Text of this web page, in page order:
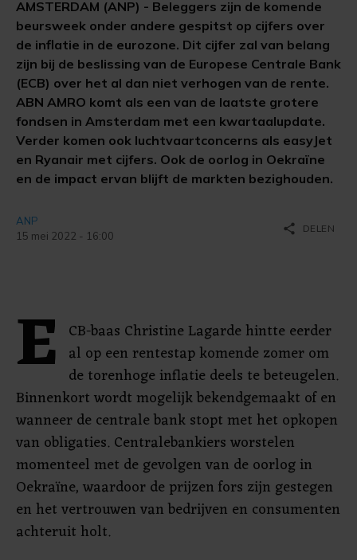
AMSTERDAM (ANP) - Beleggers zijn de komende
beursweek onder andere gespitst op cijfers over
de inflatie in de eurozone. Dit cijfer zal van belang
zijn bij de beslissing van de Europese Centrale Bank
(ECB) over het al dan niet verhogen van de rente.
ABN AMRO komt als een van de laatste grotere
fondsen in Amsterdam met een kwartaalupdate.
Verder komen ook luchtvaartconcerns als easyJet
en Ryanair met cijfers. Ook de oorlog in Oekraïne
en de impact ervan blijft de markten bezighouden.
ANP
15 mei 2022 - 16:00
share DELEN
E CB-baas Christine Lagarde hintte eerder
al op een rentestap komende zomer om
de torenhoge inflatie deels te beteugelen.
Binnenkort wordt mogelijk bekendgemaakt of en
wanneer de centrale bank stopt met het opkopen
van obligaties. Centralebankiers worstelen
momenteel met de gevolgen van de oorlog in
Oekraïne, waardoor de prijzen fors zijn gestegen
en het vertrouwen van bedrijven en consumenten
achteruit holt.